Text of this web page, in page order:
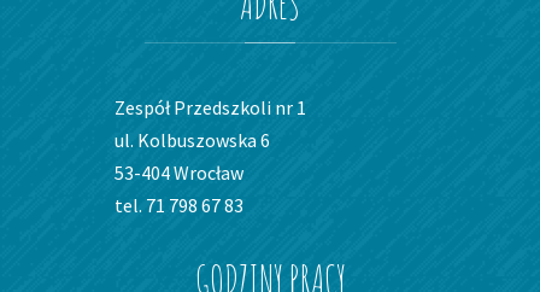
Zespół Przedszkoli nr 1
ul. Kolbuszowska 6
53-404 Wrocław
tel. 71 798 67 83
GODZINYPRACY